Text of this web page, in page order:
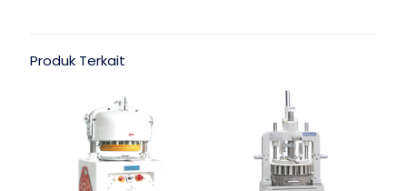
Produk Terkait